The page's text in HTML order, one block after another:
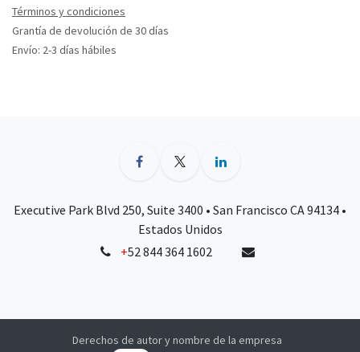
Términos y condiciones
Grantía de devolución de 30 días
Envío: 2-3 días hábiles
Executive Park Blvd 250, Suite 3400 • San Francisco CA 94134 •
Estados Unidos
+52 844 364 1602
Derechos de autor y nombre de la empresa